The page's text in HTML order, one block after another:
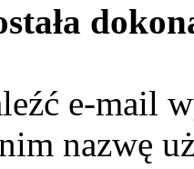
e-mail
nazwę